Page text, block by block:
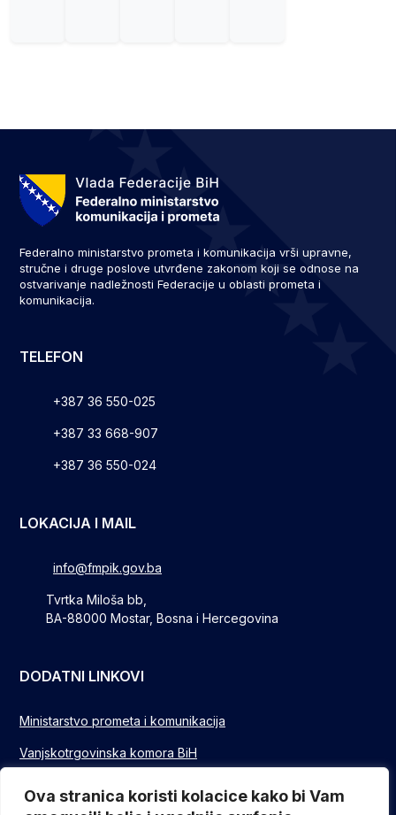
Ova stranica koristi kolacice kako bi Vam
Federalno ministarstvo prometa i komunikacija vrši upravne,
stručne i druge poslove utvrđene zakonom koji se odnose na
ostvarivanje nadležnosti Federacije u oblasti prometa i
komunikacija.
TELEFON
+387 36 550-025
+387 33 668-907
+387 36 550-024
LOKACIJA I MAIL
info@fmpik.gov.ba
Tvrtka Miloša bb,
BA-88000 Mostar, Bosna i Hercegovina
DODATNI LINKOVI
Ministarstvo prometa i komunikacija
Vanjskotrgovinska komora BiH